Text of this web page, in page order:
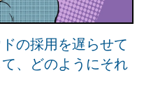
の採用を遅らせて
、どのようにそれ